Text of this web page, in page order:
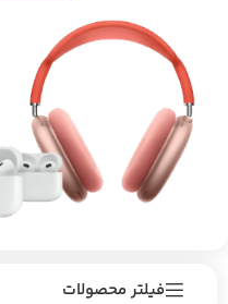
فیلتر محصولات